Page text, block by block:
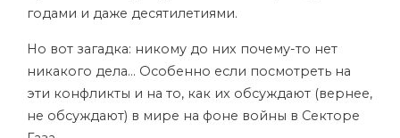
годами и даже десятилетиями.
Но вот загадка: никому до них почему-то нет
никакого дела… Особенно если посмотреть на
эти конфликты и на то, как их обсуждают (вернее,
не обсуждают) в мире на фоне войны в Секторе